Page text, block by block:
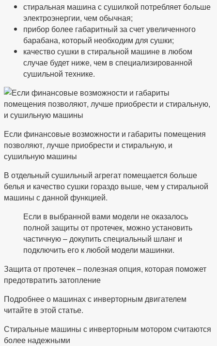
стиральная машина с сушилкой потребляет больше
электроэнергии, чем обычная;
прибор более габаритный за счет увеличенного
барабана, который необходим для сушки;
качество сушки в стиральной машине в любом
случае будет ниже, чем в специализированной
сушильной технике.
Если финансовые возможности и габариты помещения
позволяют, лучше приобрести и стиральную, и
сушильную машины
В отдельный сушильный агрегат помещается больше
белья и качество сушки гораздо выше, чем у стиральной
машины с данной функцией.
Если в выбранной вами модели не оказалось
полной защиты от протечек, можно установить
частичную – докупить специальный шланг и
подключить его к любой модели машинки.
Защита от протечек – полезная опция, которая поможет
предотвратить затопление
Подробнее о машинах с инверторным двигателем
читайте в этой статье.
Стиральные машины с инверторным мотором считаются
более надежными